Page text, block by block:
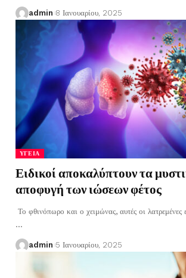
admin 8 Ιανουαρίου, 2025
ΥΓΕΊΑ
Ειδικοί αποκαλύπτουν τα
αποφυγή των ιώσεων φέτος
Το φθινόπωρο και ο χειμώνας, αυτές οι λατρεμένες
…
admin 5 Ιανουαρίου, 2025